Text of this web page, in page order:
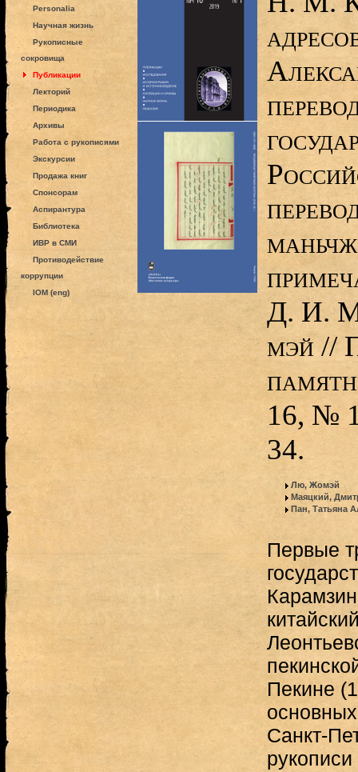
Personalia
Научная жизнь
Рукописные
сокровища
Публикации
Лекторий
Периодика
Архивы
Работа с рукописями
Экскурсии
Продажа книг
Спонсорам
Аспирантура
Библиотека
ИВР в СМИ
Противодействие
коррупции
IOM (eng)
Д. И.
мэй //
16, №
34.
Лю, Жомэй
Маяцкий,
Пан, Татьяна
Первые
Пекине
Санкт-